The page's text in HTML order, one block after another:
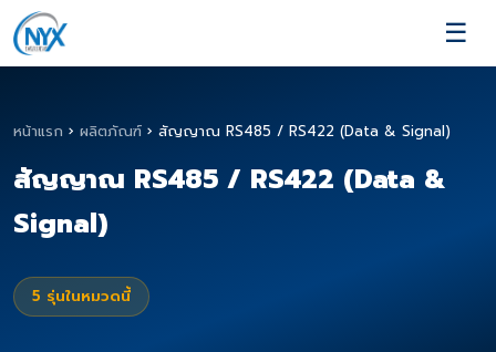
☰
หน้าแรก › ผลิตภัณฑ์ › สัญญาณ RS485 / RS422 (Data & Signal)
สัญญาณ RS485 / RS422 (Data &
Signal)
5 รุ่นในหมวดนี้